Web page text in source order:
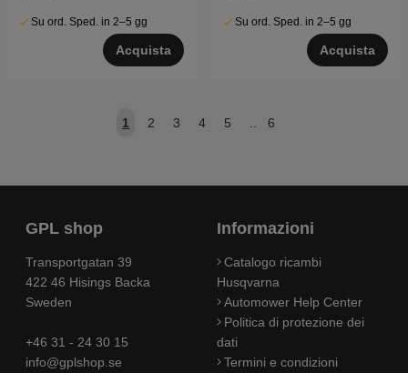
Su ord. Sped. in 2–5 gg
Acquista
Su ord. Sped. in 2–5 gg
Acquista
1 2 3 4 5 6
GPL shop
Transportgatan 39
422 46 Hisings Backa
Sweden
+46 31 - 24 30 15
info@gplshop.se
Informazioni
Catalogo ricambi
Husqvarna
Automower Help Center
Politica di protezione dei
dati
Termini e condizioni